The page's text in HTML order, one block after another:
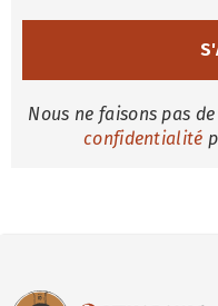
Nous ne faisons pas
confidentialité